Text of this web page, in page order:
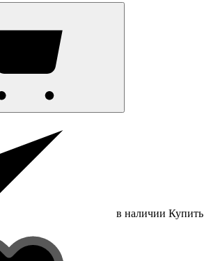
в наличии Купить